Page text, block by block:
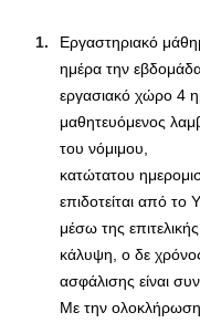
Εργαστηριακό
ημέρα την
εργασιακό χώρο 4
μαθητευόμενος
του νόμιμου,
κατώτατου
επιδοτείται από το
μέσω της
κάλυψη, ο δε
ασφάλισης είναι
Με την